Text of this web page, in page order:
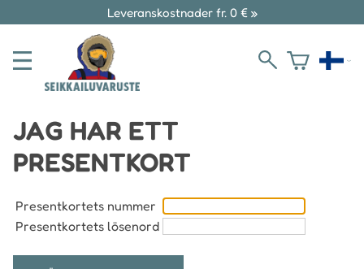
Leveranskostnader fr. 0 € »
JAG HAR ETT
PRESENTKORT
Presentkortets nummer
Presentkortets lösenord